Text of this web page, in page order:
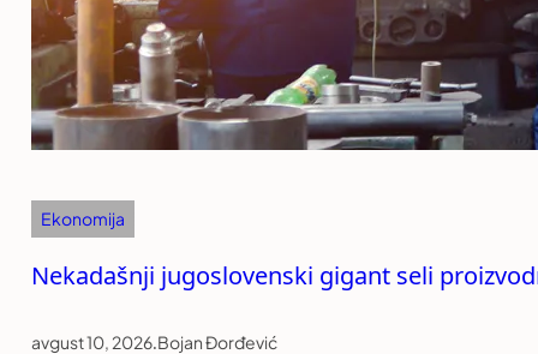
Ekonomija
Nekadašnji jugoslovenski gigant seli
avgust 10, 2026.Bojan Đorđević